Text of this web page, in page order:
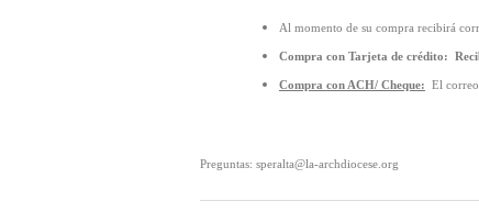
Al momento de su compra recibirá
Compra con Tarjeta de crédito:
Compra con ACH/ Cheque: El
Preguntas: speralta@la-archdiocese.org